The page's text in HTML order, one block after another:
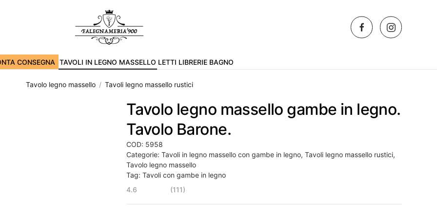
CONSEGNA TAVOLI IN LEGNO MASSELLO LETTI LIBRERIE BAGNO
Tavolo legno massello Tavoli legno massello rustici
Tavolo legno massello gambe in legno.
Tavolo Barone.
COD: 5958
Categorie: Tavoli in legno massello con gambe in legno, Tavoli legno massello rustici,
Tavolo legno massello
Tag: Tavoli con gambe in legno
4.6
(111)